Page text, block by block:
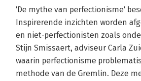
'De mythe van perfectionisme'
Inspirerende inzichten worden
en niet-perfectionisten zoals
Stijn Smissaert, adviseur Carla
waarin perfectionisme
methode van de Gremlin. Deze